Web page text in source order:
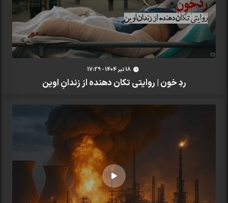
18 تير 1404 - 17:29
ردِ خون | روایتی تکان دهنده از زندانِ اوین